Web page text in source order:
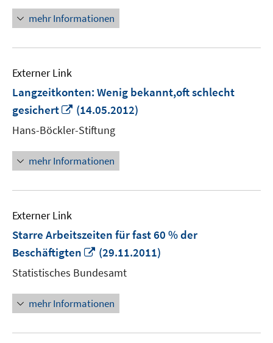
öffnen
mehr Informationen
Externer Link
Langzeitkonten: Wenig bekannt,oft schlecht
gesichert
In
neuem
Fenster
öffnen
(14.05.2012)
Hans-Böckler-Stiftung
mehr Informationen
Externer Link
Starre Arbeitszeiten für fast 60 % der
Beschäftigten
In
neuem
Fenster
öffnen
(29.11.2011)
Statistisches Bundesamt
mehr Informationen